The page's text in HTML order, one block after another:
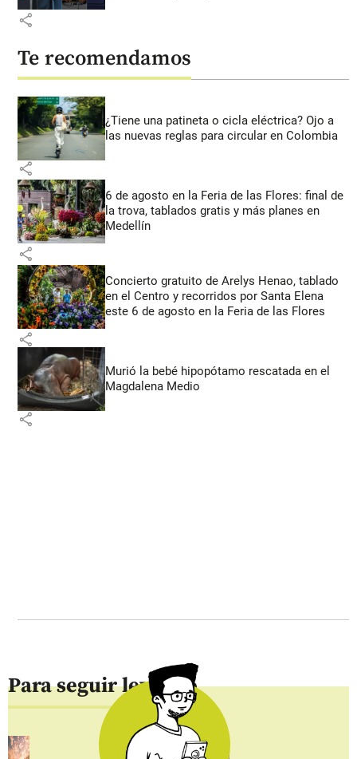
share
Te recomendamos
¿Tiene una patineta o cicla eléctrica? Ojo a
las nuevas reglas para circular en Colombia
share
6 de agosto en la Feria de las Flores: final de
la trova, tablados gratis y más planes en
Medellín
share
Concierto gratuito de Arelys Henao, tablado
en el Centro y recorridos por Santa Elena
este 6 de agosto en la Feria de las Flores
share
Murió la bebé hipopótamo rescatada en el
Magdalena Medio
share
Para seguir leyendo